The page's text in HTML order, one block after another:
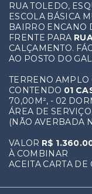
RUA TOLEDO,
ESCOLA BÁSICA
BAIRRO ENCANO
FRENTE PARA
CALÇAMENTO.
AO POSTO DO
TERRENO AMPLO
CONTENDO 01
70,00M², - 02
ÁREA DE
(NÃO AVERBADA
VALOR R$
À COMBINAR
ACEITA CARTA